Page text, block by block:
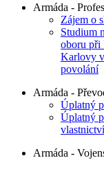
Armáda -
Zájem o
Studium
oboru při
Karlovy
povolání
Armáda -
Úplatný
Úplatný
Armáda -